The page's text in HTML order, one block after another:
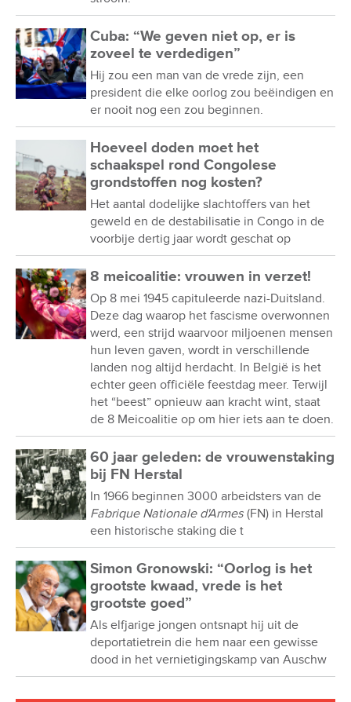
Cuba: “We geven niet op, er is
zoveel te verdedigen”
Hij zou een man van de vrede zijn, een
president die elke oorlog zou beëindigen en
er nooit nog een zou beginnen.
Hoeveel doden moet het
schaakspel rond Congolese
grondstoffen nog kosten?
Het aantal dodelijke slachtoffers van het
geweld en de destabilisatie in Congo in de
voorbije dertig jaar wordt geschat op
8 meicoalitie: vrouwen in verzet!
Op 8 mei 1945 capituleerde nazi-Duitsland.
Deze dag waarop het fascisme overwonnen
werd, een strijd waarvoor miljoenen mensen
hun leven gaven, wordt in verschillende
landen nog altijd herdacht. In België is het
echter geen officiële feestdag meer. Terwijl
het “beest” opnieuw aan kracht wint, staat
de 8 Meicoalitie op om hier iets aan te doen.
60 jaar geleden: de vrouwenstaking
bij FN Herstal
In 1966 beginnen 3000 arbeidsters van de
Fabrique Nationale d'Armes (FN) in Herstal
een historische staking die t
Simon Gronowski: “Oorlog is het
grootste kwaad, vrede is het
grootste goed”
Als elfjarige jongen ontsnapt hij uit de
deportatietrein die hem naar een gewisse
dood in het vernietigingskamp van Auschw